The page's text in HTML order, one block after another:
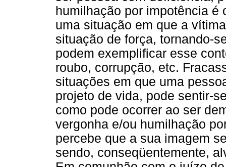
humilhação por impotência é
uma situação em que a
situação de força, tornando-
podem exemplificar esse
roubo, corrupção, etc.
situações em que uma
projeto de vida, pode sentir-
como pode ocorrer ao ser
vergonha e/ou humilhação
percebe que a sua imagem
sendo, conseqüentemente,